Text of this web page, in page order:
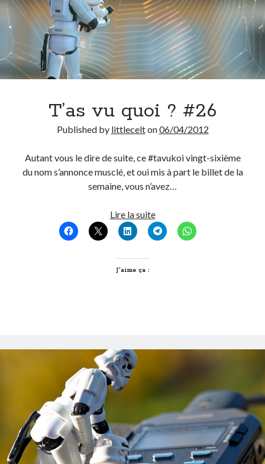
T’as vu quoi ? #26
Published by littlecelton06/04/2012
Autant vous le dire de suite, ce #tavukoi vingt-sixième
du nom s’annonce musclé, et oui mis à part le billet de la
semaine, vous n’avez…
Lire la suiteT’as
vu
quoi
J’aime ça :